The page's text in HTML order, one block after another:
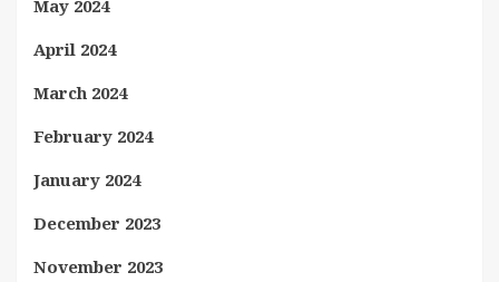
May 2024
April 2024
March 2024
February 2024
January 2024
December 2023
November 2023